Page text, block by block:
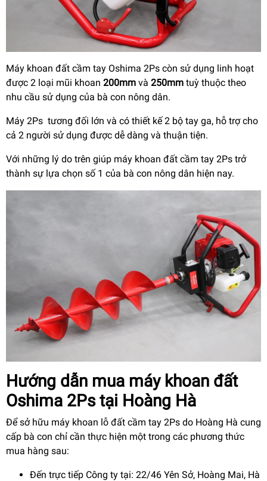
Máy khoan đất cầm tay Oshima 2Ps còn sử dụng linh hoạt
được 2 loại mũi khoan 200mm và 250mm tuỳ thuộc theo
nhu cầu sử dụng của bà con nông dân.
Máy 2Ps tương đối lớn và có thiết kế 2 bộ tay ga, hỗ trợ cho
cả 2 người sử dụng được dễ dàng và thuận tiện.
Với những lý do trên giúp máy khoan đất cầm tay 2Ps trở
thành sự lựa chọn số 1 của bà con nông dân hiện nay.
Hướng dẫn mua máy khoan đất
Oshima 2Ps tại Hoàng Hà
Để sở hữu máy khoan lỗ đất cầm tay 2Ps do Hoàng Hà cung
cấp bà con chỉ cần thực hiện một trong các phương thức
mua hàng sau:
Đến trực tiếp Công ty tại: 22/46 Yên Sở, Hoàng Mai, Hà